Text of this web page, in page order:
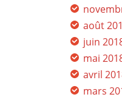
août
juin
mai
avril
mars